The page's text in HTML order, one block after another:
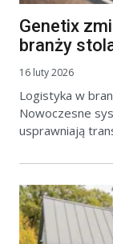
Genetix
branży
16 luty 2026
Logistyka w
Nowoczesne
usprawniają